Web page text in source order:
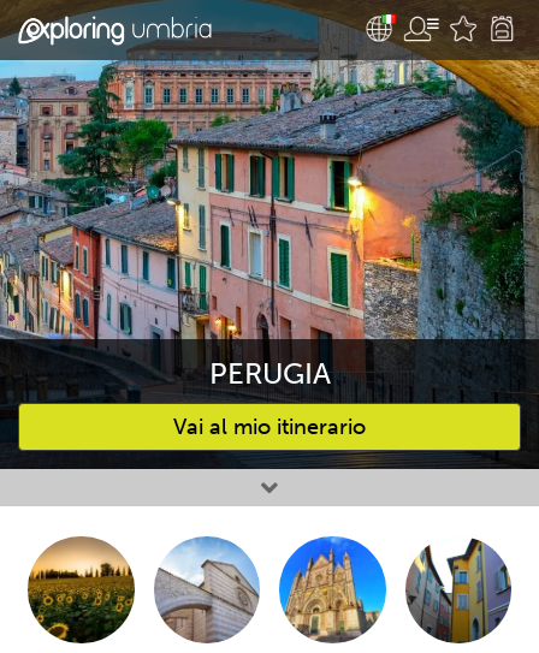
PERUGIA
Vai al mio itinerario
Attività preferite